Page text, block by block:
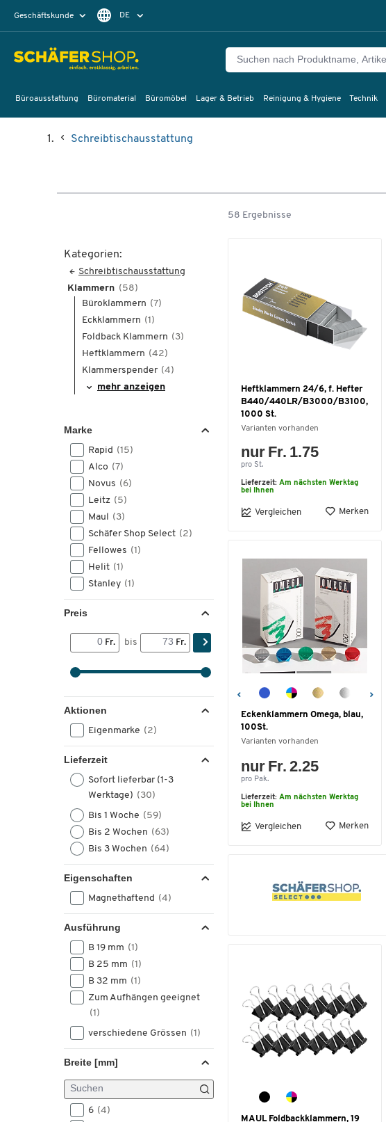
Geschäftskunde DE
EN
Büroausstattung Büromaterial Büromöbel Lager & Betrieb Reinigung & Hygiene Technik
Schreibtischausstattung
Kategorien:
Schreibtischausstattung
Klammern (58)
Büroklammern (7)
Eckklammern (1)
Foldback Klammern (3)
Heftklammern (42)
Klammerspender (4)
mehr anzeigen
Marke
Rapid (15)
Alco (7)
Novus (6)
Leitz (5)
Maul (3)
Schäfer Shop Select (2)
Fellowes (1)
Helit (1)
Stanley (1)
Preis
Fr. bis Fr.
Aktionen
Eigenmarke (2)
Lieferzeit
Sofort lieferbar (1-3
Werktage) (30)
Bis 1 Woche (59)
Bis 2 Wochen (63)
Bis 3 Wochen (64)
Eigenschaften
Magnethaftend (4)
Ausführung
B 19 mm (1)
B 25 mm (1)
B 32 mm (1)
Zum Aufhängen geeignet
(1)
verschiedene Grössen (1)
Breite [mm]
6 (4)
58 Ergebnisse
Heftklammern 24/6, f. Hefter
B440/440LR/B3000/B3100,
1000 St.
Varianten vorhanden
nur Fr. 1.75
pro St.
Lieferzeit: Am nächsten Werktag
bei Ihnen
Vergleichen Merken
Eckenklammern Omega, blau,
100St.
Varianten vorhanden
nur Fr. 2.25
pro Pak.
Lieferzeit: Am nächsten Werktag
bei Ihnen
Vergleichen Merken
MAUL Foldbackklammern, 19